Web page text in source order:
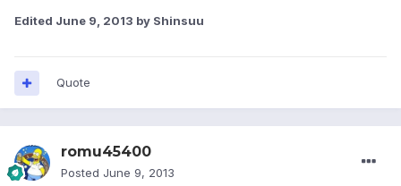
Edited June 9, 2013 by Shinsuu
Quote
romu45400
Posted June 9, 2013